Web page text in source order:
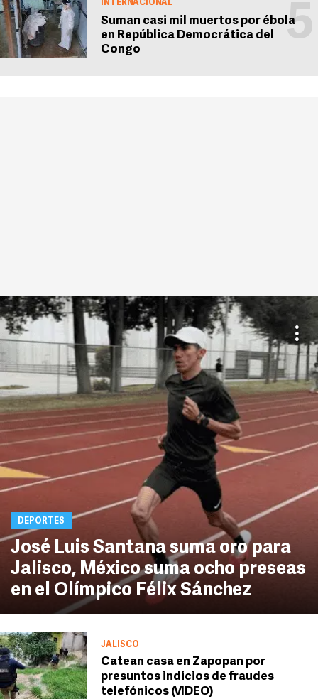
5
INTERNACIONAL
Suman casi mil muertos por ébola
en República Democrática del
Congo
DEPORTES
José Luis Santana suma oro para
Jalisco, México suma ocho preseas
en el Olímpico Félix Sánchez
JALISCO
Catean casa en Zapopan por
presuntos indicios de fraudes
telefónicos (VIDEO)